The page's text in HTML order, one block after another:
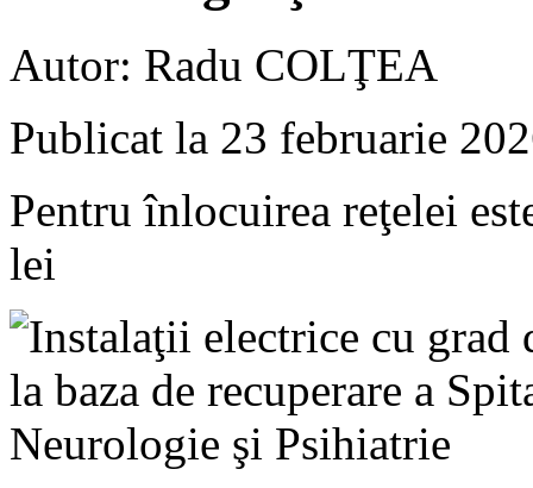
Autor: Radu COLŢEA
Publicat la 23 februarie
Pentru înlocuirea reţelei
lei